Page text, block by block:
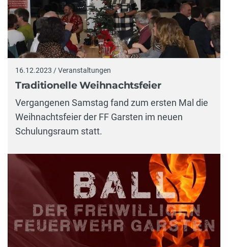
16.12.2023 / Veranstaltungen
Traditionelle Weihnachtsfeier
Vergangenen Samstag fand zum ersten Mal die
Weihnachtsfeier der FF Garsten im neuen
Schulungsraum statt.